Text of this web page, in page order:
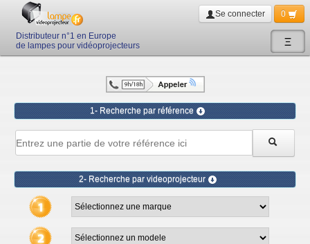
Ξ
Distributeur n°1 en Europe
de lampes pour vidéoprojecteurs
Se connecter 0
1- Recherche par référence
2- Recherche par videoprojecteur